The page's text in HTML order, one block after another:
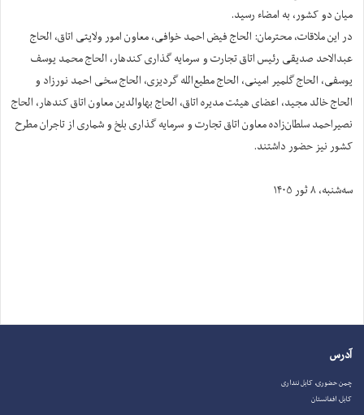
میان دو کشور، به امضاء رسید.
در این ملاقات، محترمان: الحاج فیض احمد خوافی، معاون امور ولایتی اتاق، الحاج
عبدالاحد صدیقی رئیس اتاق تجارت و سرمایه گذاری کندهار، الحاج محمد یوسف
یوسفی، الحاج گلمیر امینی، الحاج مطیع‌الله گردیزی، الحاج سخی احمد نورزاد و
الحاج خالد مجید، اعضای هیئت مدیره اتاق، الحاج بهاوالدین معاون اتاق کندهار، الحاج
نصیراحمد سلطان‌زاده معاون اتاق تجارت و سرمایه گذاری بلخ و شماری از تاجران مطرح
کشور نیز حضور داشتند.
سه‌شنبه، ۸ ثور ۱۴۰۵
آدرس
چمن حضوری، کابل ننداری
کابل، افغانستان